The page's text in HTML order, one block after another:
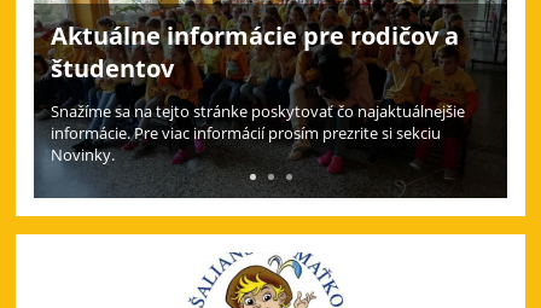
Aktuálne informácie pre rodičov a
študentov
Snažíme sa na tejto stránke poskytovať čo najaktuálnejšie
informácie. Pre viac informácií prosím prezrite si sekciu
Novinky.